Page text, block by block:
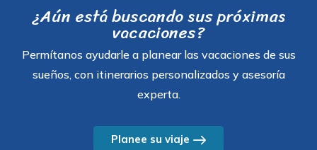
¿Aún está buscando sus próximas
vacaciones?
Permítanos ayudarle a planear las vacaciones de sus
sueños, con itinerarios personalizados y asesoría
experta.
Planee su viaje